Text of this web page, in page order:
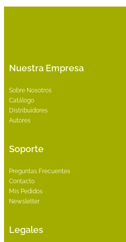
Nuestra Empresa
Sobre Nosotros
Catálogo
Distribuidores
Autores
Soporte
Preguntas Frecuentes
Contacto
Mis Pedidos
Newsletter
Legales